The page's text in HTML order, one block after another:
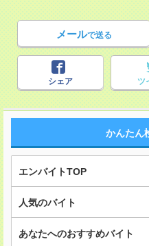
メールで送る
シェア ツ
かんたん
エンバイトTOP
人気のバイト
あなたへのおすすめバイト